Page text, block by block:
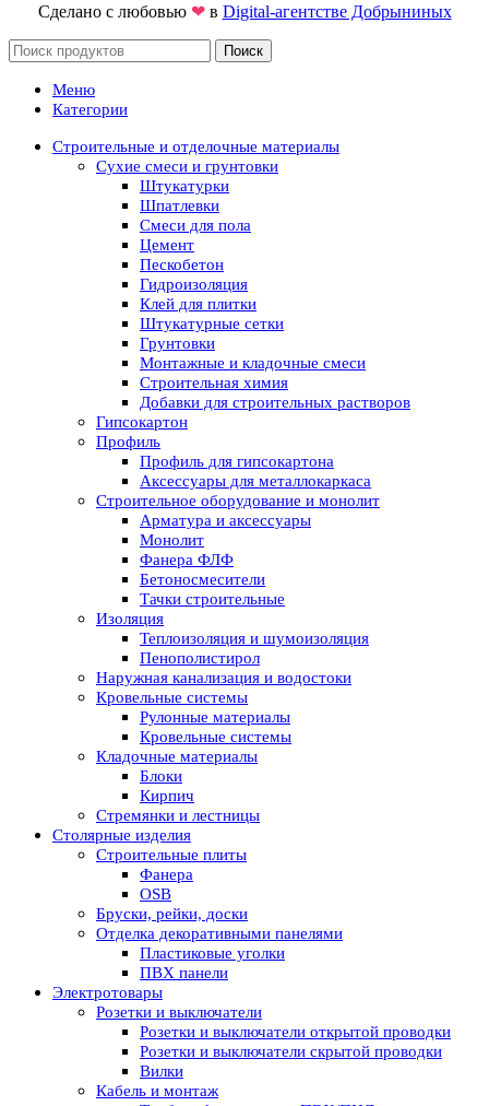
Сделано с любовью ❤в Digital-агентстве Добрыниных
Поиск
Меню
Категории
Строительные и отделочные материалы
Сухие смеси и грунтовки
Штукатурки
Шпатлевки
Смеси для пола
Цемент
Пескобетон
Гидроизоляция
Клей для плитки
Штукатурные сетки
Грунтовки
Монтажные и кладочные смеси
Строительная химия
Добавки для строительных растворов
Гипсокартон
Профиль
Профиль для гипсокартона
Аксессуары для металлокаркаса
Строительное оборудование и монолит
Арматура и аксессуары
Монолит
Фанера ФЛФ
Бетоносмесители
Тачки строительные
Изоляция
Теплоизоляция и шумоизоляция
Пенополистирол
Наружная канализация и водостоки
Кровельные системы
Рулонные материалы
Кровельные системы
Кладочные материалы
Блоки
Кирпич
Стремянки и лестницы
Столярные изделия
Строительные плиты
Фанера
OSB
Бруски, рейки, доски
Отделка декоративными панелями
Пластиковые уголки
ПВХ панели
Электротовары
Розетки и выключатели
Розетки и выключатели открытой проводки
Розетки и выключатели скрытой проводки
Вилки
Кабель и монтаж